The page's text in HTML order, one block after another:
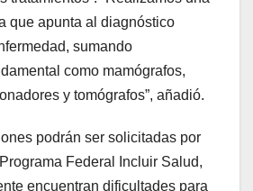
que apunta al diagnóstico
sumando
como mamógrafos,
y tomógrafos”, añadió.
podrán ser solicitadas por
Federal Incluir Salud,
encuentran dificultades para